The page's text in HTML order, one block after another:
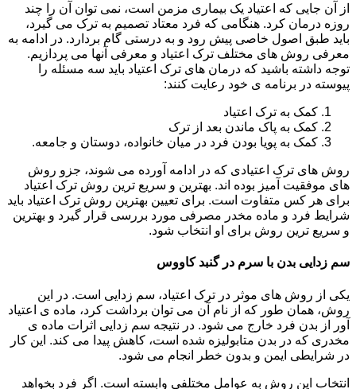
از آن جایی که اعتیاد یک بیماری مزمن است، نمی توان آن را چند
روزه درمان کرد. هنگامی که فرد معتاد تصمیم به ترک می گیرد،
باید طبق اصول خاصی پیش رود و به درستی گام بردارد. در ادامه به
معرفی روش های مختلف ترک اعتیاد و معرفی آنها می پردازیم.
توجه داشته باشید که درمان های ترک اعتیاد باید سه مسئله را
پیوسته در برنامه ی خود رعایت کنند:
کمک به ترک اعتیاد
کمک به پاک ماندن بعد از ترک
کمک به پویا بودن فرد در میان خانواده، دوستان و جامعه.
روش های ترک اعتیادی که در ادامه آورده می شوند، جزو روش
های موفقیت آمیز بوده اند. بهترین و سریع ترین روش ترک اعتیاد
برای هر کس متفاوت است. برای تعیین بهترین روش ترک اعتیاد باید
شرایط فرد و ماده مخدر مصرفی مورد بررسی قرار گیرد و بهترین
و سریع ترین روش برای او انتخاب شود.
سم زدایی بدن با سرم در گنبد کاووس
یکی از روش های موثر در ترک اعتیاد، سم زدایی است. در این
روش، همان طور که از نام آن می توان برداشت کرد، ماده ی اعتیاد
آور از بدن فرد خارج می شود. در نتیجه سم زدایی اثرات ماده ی
مخدری که در بدن متابولیزه شده است، کاهش پیدا می کند. این کار
در شرایطی ایمن و بدون خطر انجام می شود.
انتخاب این روش به عوامل مختلفی وابسته است. اگر فرد بخواهد